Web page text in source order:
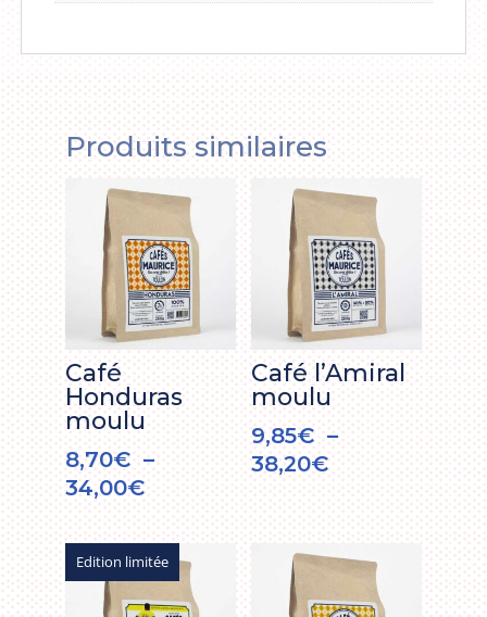
Produits similaires
Café
Honduras
moulu
8,70€ –
34,00€Plage
de
prix :
8,70€
à
Café l’Amiral
moulu
9,85€ –
38,20€Plage
de
prix :
9,85€
38,20€
Edition limitée